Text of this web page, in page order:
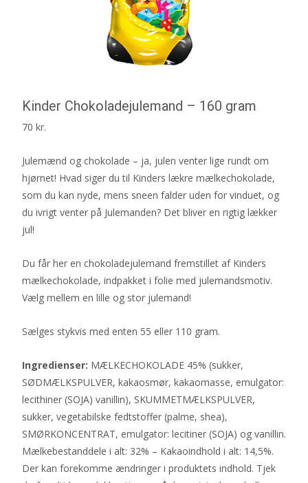
Kinder Chokoladejulemand – 160 gram
70 kr.
Julemænd og chokolade – ja, julen venter lige rundt om
hjørnet! Hvad siger du til Kinders lækre mælkechokolade,
som du kan nyde, mens sneen falder uden for vinduet, og
du ivrigt venter på Julemanden? Det bliver en rigtig lækker
jul!
Du får her en chokoladejulemand fremstillet af Kinders
mælkechokolade, indpakket i folie med julemandsmotiv.
Vælg mellem en lille og stor julemand!
Sælges stykvis med enten 55 eller 110 gram.
Ingredienser: MÆLKECHOKOLADE 45% (sukker,
SØDMÆLKSPULVER, kakaosmør, kakaomasse, emulgator:
lecithiner (SOJA) vanillin), SKUMMETMÆLKSPULVER,
sukker, vegetabilske fedtstoffer (palme, shea),
SMØRKONCENTRAT, emulgator: lecitiner (SOJA) og vanillin.
Mælkebestanddele i alt: 32% – Kakaoindhold i alt: 14,5%.
Der kan forekomme ændringer i produktets indhold. Tjek